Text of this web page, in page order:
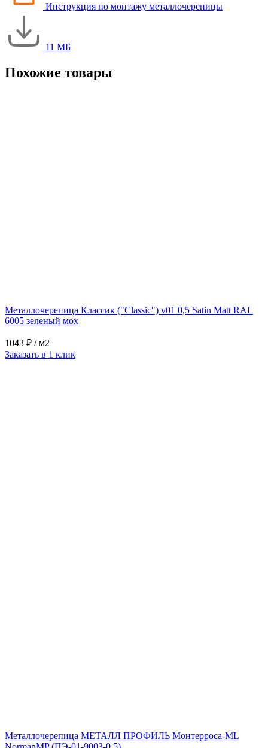
Инструкция по монтажу металлочерепицы
11 МБ
Похожие товары
Металлочерепица Классик ("Classic") v01 0,5 Satin Matt RAL
6005 зеленый мох
1043 ₽ / м2
Заказать в 1 клик
Металлочерепица МЕТАЛЛ ПРОФИЛЬ Монтерроса-ML